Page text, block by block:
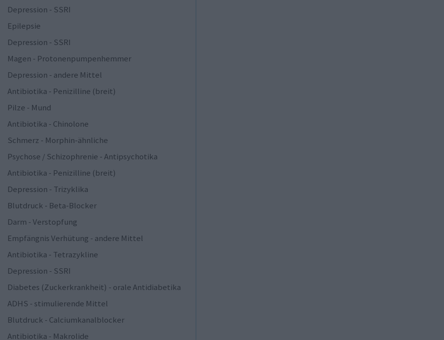
Depression - SSRI
Epilepsie
Depression - SSRI
Magen - Protonenpumpenhemmer
Depression - andere Mittel
Antibiotika - Penizilline (breit)
Pilze - Mund
Antibiotika - Chinolone
Schmerz - Morphin-ähnliche
Psychose / Schizophrenie - Antipsychotika
Antibiotika - Penizilline (breit)
Depression - Trizyklika
Blutdruck - Beta-Blocker
Darm - Verstopfung
Empfängnis Verhütung - andere Mittel
Antibiotika - Tetrazykline
Depression - SSRI
Diabetes (Zuckerkrankheit) - orale Antidiabetika
ADHS - stimulierende Mittel
Blutdruck - Calciumkanalblocker
Antibiotika - Makrolide